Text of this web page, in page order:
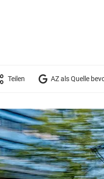
Teilen AZ als Quelle